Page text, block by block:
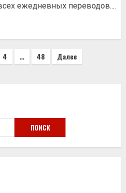
ежедневных переводов....
4 … 48 Далее
ПОИСК